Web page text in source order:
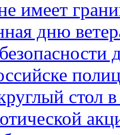
имеет
дню
стол